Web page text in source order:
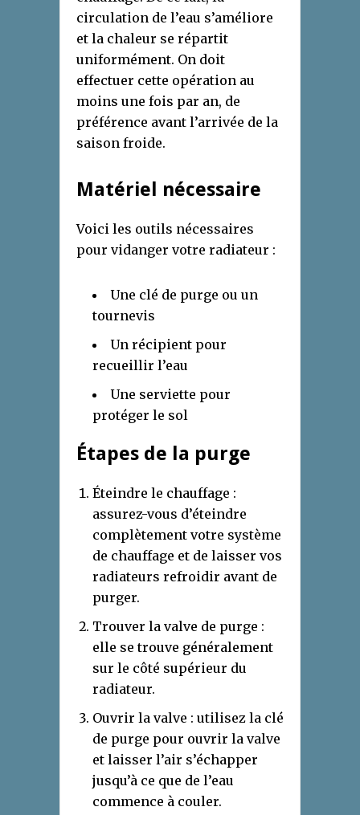
circulation de l’eau s’améliore
et la chaleur se répartit
uniformément. On doit
effectuer cette opération au
moins une fois par an, de
préférence avant l’arrivée de la
saison froide.
Matériel nécessaire
Voici les outils nécessaires
pour vidanger votre radiateur :
Une clé de purge ou un
tournevis
Un récipient pour
recueillir l’eau
Une serviette pour
protéger le sol
Étapes de la purge
Éteindre le chauffage :
assurez-vous d’éteindre
complètement votre système
de chauffage et de laisser vos
radiateurs refroidir avant de
purger.
Trouver la valve de purge :
elle se trouve généralement
sur le côté supérieur du
radiateur.
Ouvrir la valve : utilisez la clé
de purge pour ouvrir la valve
et laisser l’air s’échapper
jusqu’à ce que de l’eau
commence à couler.